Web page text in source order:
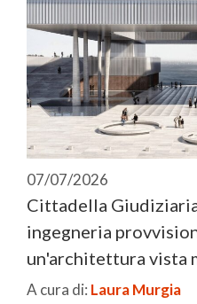
07/07/2026
Cittadella
ingegneria
un'architettura vista
A cura di: Laura Murgia